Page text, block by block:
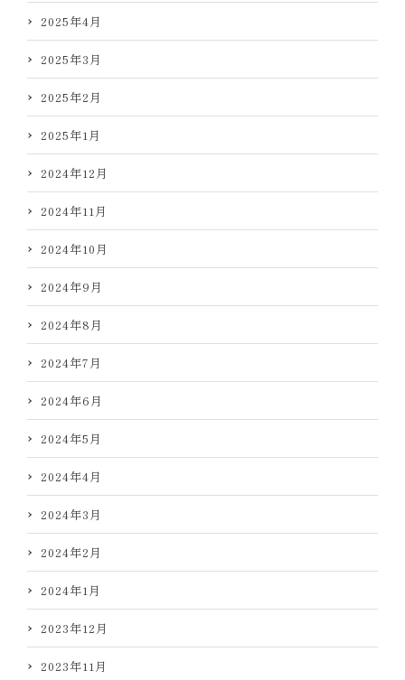
2025年4月
2025年3月
2025年2月
2025年1月
2024年12月
2024年11月
2024年10月
2024年9月
2024年8月
2024年7月
2024年6月
2024年5月
2024年4月
2024年3月
2024年2月
2024年1月
2023年12月
2023年11月